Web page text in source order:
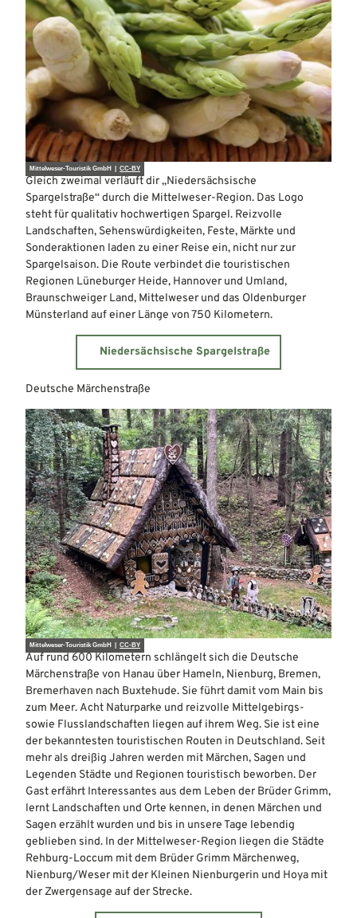
Mittelweser-Touristik GmbH | CC-BY
Gleich zweimal verläuft dir „Niedersächsische
Spargelstraße“ durch die Mittelweser-Region. Das Logo
steht für qualitativ hochwertigen Spargel. Reizvolle
Landschaften, Sehenswürdigkeiten, Feste, Märkte und
Sonderaktionen laden zu einer Reise ein, nicht nur zur
Spargelsaison. Die Route verbindet die touristischen
Regionen Lüneburger Heide, Hannover und Umland,
Braunschweiger Land, Mittelweser und das Oldenburger
Münsterland auf einer Länge von 750 Kilometern.
Niedersächsische Spargelstraße
Deutsche Märchenstraße
Mittelweser-Touristik GmbH | CC-BY
Auf rund 600 Kilometern schlängelt sich die Deutsche
Märchenstraße von Hanau über Hameln, Nienburg, Bremen,
Bremerhaven nach Buxtehude. Sie führt damit vom Main bis
zum Meer. Acht Naturparke und reizvolle Mittelgebirgs-
sowie Flusslandschaften liegen auf ihrem Weg. Sie ist eine
der bekanntesten touristischen Routen in Deutschland. Seit
mehr als dreißig Jahren werden mit Märchen, Sagen und
Legenden Städte und Regionen touristisch beworben. Der
Gast erfährt Interessantes aus dem Leben der Brüder Grimm,
lernt Landschaften und Orte kennen, in denen Märchen und
Sagen erzählt wurden und bis in unsere Tage lebendig
geblieben sind. In der Mittelweser-Region liegen die Städte
Rehburg-Loccum mit dem Brüder Grimm Märchenweg,
Nienburg/Weser mit der Kleinen Nienburgerin und Hoya mit
der Zwergensage auf der Strecke.